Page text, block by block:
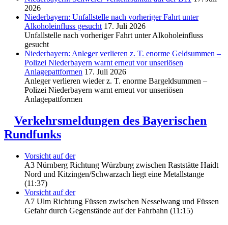
2026
Niederbayern: Unfallstelle nach vorheriger Fahrt unter
Alkoholeinfluss gesucht 17. Juli 2026
Unfallstelle nach vorheriger Fahrt unter Alkoholeinfluss
gesucht
Niederbayern: Anleger verlieren z. T. enorme Geldsummen –
Polizei Niederbayern warnt erneut vor unseriösen
Anlagepattformen 17. Juli 2026
Anleger verlieren wieder z. T. enorme Bargeldsummen –
Polizei Niederbayern warnt erneut vor unseriösen
Anlagepattformen
Verkehrsmeldungen des Bayerischen
Rundfunks
Vorsicht auf der
A3 Nürnberg Richtung Würzburg zwischen Raststätte Haidt
Nord und Kitzingen/Schwarzach liegt eine Metallstange
(11:37)
Vorsicht auf der
A7 Ulm Richtung Füssen zwischen Nesselwang und Füssen
Gefahr durch Gegenstände auf der Fahrbahn (11:15)